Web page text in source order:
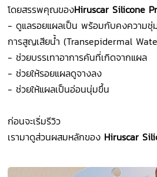
โดยสรรพคุณของHiruscar Silicone
- ดูแลรอยแผลเป็น พร้อมกับคงความชุ่
การสูญเสียน้ำ (Transepidermal
- ช่วยบรรเทาอาการคันที่เกิดจากแผล
- ช่วยให้รอยแผลดูจางลง
- ช่วยให้แผลเป็นอ่อนนุ่มขึ้น
ก่อนจะเริ่มรีวิว
เรามาดูส่วนผสมหลักของ Hiruscar